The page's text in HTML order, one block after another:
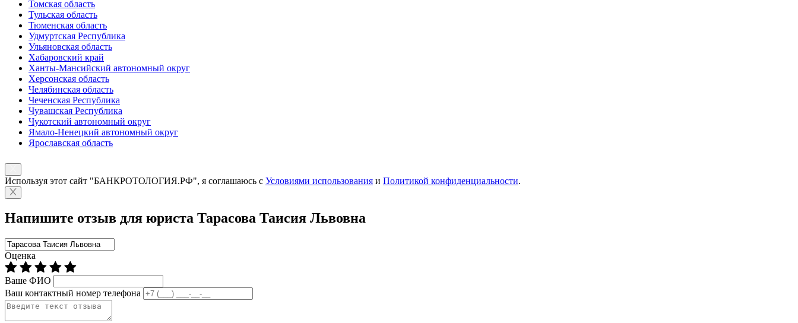
Томская область
Тульская область
Тюменская область
Удмуртская Республика
Ульяновская область
Хабаровский край
Ханты-Мансийский автономный округ
Херсонская область
Челябинская область
Чеченская Республика
Чувашская Республика
Чукотский автономный округ
Ямало-Ненецкий автономный округ
Ярославская область
Используя этот сайт "БАНКРОТОЛОГИЯ.РФ", я соглашаюсь с Условиями использования и Политикой конфиденциальности.
Напишите отзыв для юриста Тарасова Таисия Львовна
Оценка
Ваше ФИО
Ваш контактный номер телефона